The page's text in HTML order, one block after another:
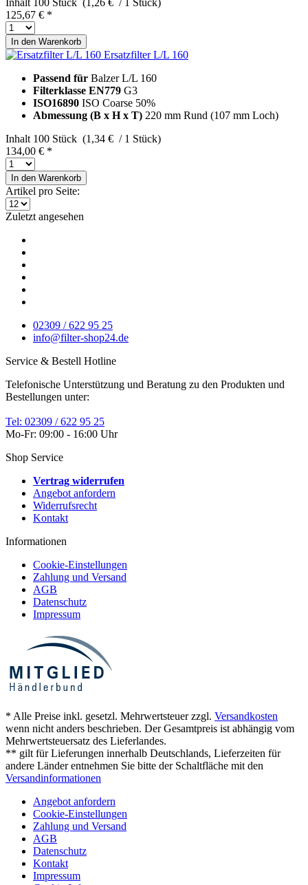
125,67 € *
In den Warenkorb
Ersatzfilter L/L 160
Passend für Balzer L/L 160
Filterklasse EN779 G3
ISO16890 ISO Coarse 50%
Abmessung (B x H x T) 220 mm Rund (107 mm Loch)
Inhalt 100 Stück (1,34 € / 1 Stück)
134,00 € *
In den Warenkorb
Artikel pro Seite:
Zuletzt angesehen
02309 / 622 95 25
info@filter-shop24.de
Service & Bestell Hotline
Telefonische Unterstützung und Beratung zu den Produkten und
Bestellungen unter:
Tel: 02309 / 622 95 25
Mo-Fr: 09:00 - 16:00 Uhr
Shop Service
Vertrag widerrufen
Angebot anfordern
Widerrufsrecht
Kontakt
Informationen
Cookie-Einstellungen
Zahlung und Versand
AGB
Datenschutz
Impressum
* Alle Preise inkl. gesetzl. Mehrwertsteuer zzgl. Versandkosten
wenn nicht anders beschrieben. Der Gesamtpreis ist abhängig vom
Mehrwertsteuersatz des Lieferlandes.
** gilt für Lieferungen innerhalb Deutschlands, Lieferzeiten für
andere Länder entnehmen Sie bitte der Schaltfläche mit den
Versandinformationen
Angebot anfordern
Cookie-Einstellungen
Zahlung und Versand
AGB
Datenschutz
Kontakt
Impressum